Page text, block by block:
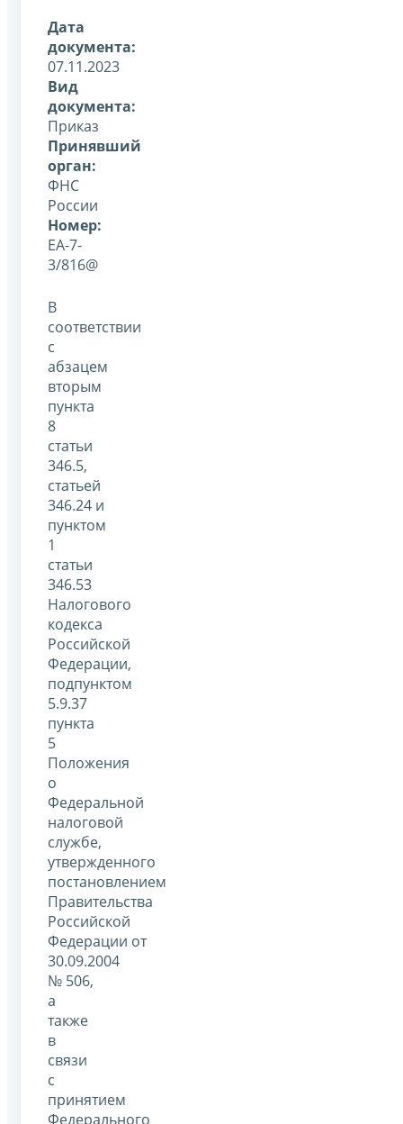
Дата
документа:
07.11.2023
Вид
документа:
Приказ
Принявший
орган:
ФНС
России
Номер:
ЕА-7-
3/816@
В
соответствии
с
абзацем
вторым
пункта
8
статьи
346.5,
статьей
346.24 и
пунктом
1
статьи
346.53
Налогового
кодекса
Российской
Федерации,
подпунктом
5.9.37
пункта
5
Положения
о
Федеральной
налоговой
службе,
утвержденного
постановлением
Правительства
Российской
Федерации от
30.09.2004
№ 506,
а
также
в
связи
с
принятием
Федерального